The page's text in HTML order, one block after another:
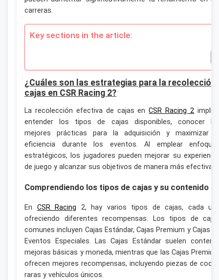
carreras.
Key sections in the article:
¿Cuáles son las estrategias para la recolección
cajas en CSR Racing 2?
La recolección efectiva de cajas enCSR Racing 2
entender los tipos de cajas disponibles, conocer
mejores prácticas para la adquisición y maximizar
eficiencia durante los eventos. Al emplear
estratégicos, los jugadores pueden mejorar su
de juego y alcanzar sus objetivos de manera más efectiva.
Comprendiendo los tipos de cajas y su contenido
En CSR Racing 2, hay varios tipos de cajas, cada
ofreciendo diferentes recompensas. Los tipos de
comunes incluyen Cajas Estándar, Cajas Premium y Cajas
Eventos Especiales. Las Cajas Estándar suelen
mejoras básicas y moneda, mientras que las Cajas
ofrecen mejores recompensas, incluyendo piezas de
raras y vehículos únicos.